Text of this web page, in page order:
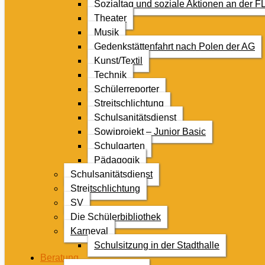
Sozialtag und soziale Aktionen an der
Theater
Musik
Gedenkstättenfahrt nach Polen der AG
Kunst/Textil
Technik
Schülerreporter
Streitschlichtung
Schulsanitätsdienst
Sowiprojekt – Junior Basic
Schulgarten
Pädagogik
Schulsanitätsdienst
Streitschlichtung
SV
Die Schülerbibliothek
Karneval
Schulsitzung in der Stadthalle
Beratung